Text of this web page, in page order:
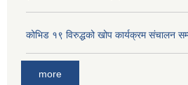
कोभिड १९ विरुद्धको खोप कार्यक्रम संचालन
more